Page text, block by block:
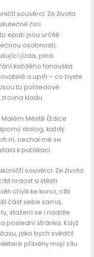
souvěrci: Ze života
činí
epub jsou určitě
osobností,
jízda, plná
každého fanouška
a upíři – co byste
to pohledové
kladu.
Méstě (Edice
dialog, každý
ní, nechal mě se
k publikaci.
souvěrci: Ze života
hrdost a štěstí
chýlil ke konci, cítil
část sebe sama,
stažení se i nadále
poslední stránka. Když
jako bych svědčil
příběhy mají sílu